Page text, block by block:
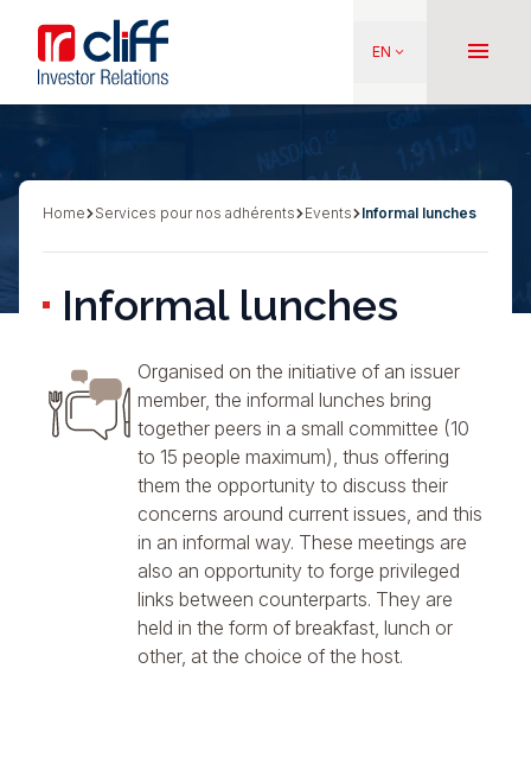
main
content
Aller directement au contenu
EN keyboard_arrow_down menu
Breadcrumb
Home Services pour nos adhérents Events Informal lunches
Informal lunches
Organised on the initiative of an issuer
member, the informal lunches bring
together peers in a small committee (10
to 15 people maximum), thus offering
them the opportunity to discuss their
concerns around current issues, and this
in an informal way. These meetings are
also an opportunity to forge privileged
links between counterparts. They are
held in the form of breakfast, lunch or
other, at the choice of the host.